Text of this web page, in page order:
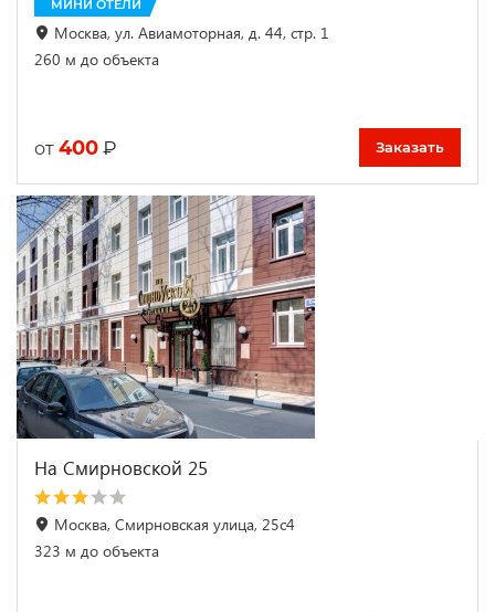
МИНИ ОТЕЛИ
Москва, ул. Авиамоторная, д. 44, стр. 1
260 м до объекта
от 400 ₽ Заказать
На Смирновской 25
Москва, Смирновская улица, 25с4
323 м до объекта